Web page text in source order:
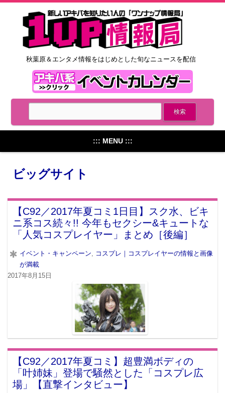
秋葉原＆エンタメ情報をはじめとした旬なニュースを配信
::: MENU :::
ビッグサイト
【C92／2017年夏コミ1日目】スク水、ビキ
ニ系コス続々!! 今年もセクシー&キュートな
「人気コスプレイヤー」まとめ［後編］
イベント・キャンペーン
コスプレ｜コスプレイヤーの情報と画像
が満載
2017年8月15日
【C92／2017年夏コミ】超豊満ボディの
「叶姉妹」登場で騒然とした「コスプレ広
場」【直撃インタビュー】